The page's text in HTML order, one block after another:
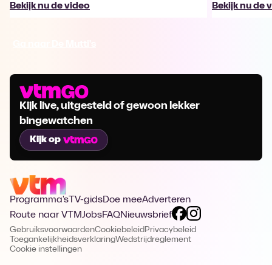
Bekijk nu de video Bekijk nu de
Kijk live, uitgesteld of gewoon lekker
bingewatchen
Kijk op
Programma's TV-gidsDoe meeAdverteren
Route naar VTMJobsFAQNieuwsbrief
GebruiksvoorwaardenCookiebeleid Privacybeleid
ToegankelijkheidsverklaringWedstrijdreglement
Cookie instellingen